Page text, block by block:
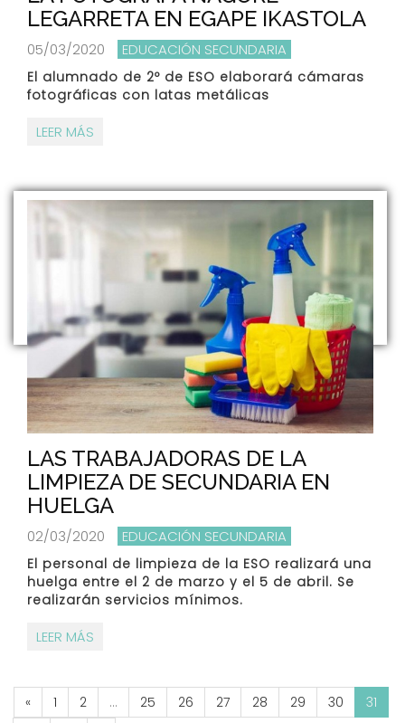
LEGARRETA EN EGAPE IKASTOLA
05/03/2020 EDUCACIÓN SECUNDARIA
El alumnado de 2º de ESO elaborará cámaras
fotográficas con latas metálicas
LEER MÁS
LAS TRABAJADORAS DE LA
LIMPIEZA DE SECUNDARIA EN
HUELGA
02/03/2020 EDUCACIÓN SECUNDARIA
El personal de limpieza de la ESO realizará una
huelga entre el 2 de marzo y el 5 de abril. Se
realizarán servicios mínimos.
LEER MÁS
« 1 2 ... 25 26 27 28 29 30
31